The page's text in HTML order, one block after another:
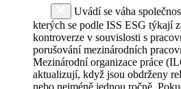
Uvádí se váha
kterých se podle ISS ESG týkají
kontroverze v souvislosti s
porušování mezinárodních
Mezinárodní organizace práce
aktualizují, když jsou obdrženy
nebo nejméně jednou ročně.